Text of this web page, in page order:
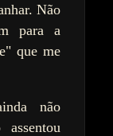
Não
para a
que me
não